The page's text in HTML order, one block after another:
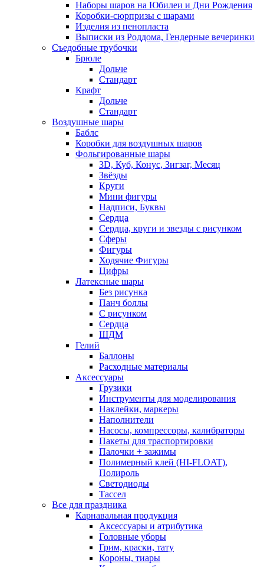
Наборы шаров на Юбилеи и Дни Рождения
Коробки-сюрпризы с шарами
Изделия из пенопласта
Выписки из Роддома, Гендерные вечеринки
Съедобные трубочки
Брюле
Дольче
Стандарт
Крафт
Дольче
Стандарт
Воздушные шары
Баблс
Коробки для воздушных шаров
Фольгированные шары
3D, Куб, Конус, Зигзаг, Месяц
Звёзды
Круги
Мини фигуры
Надписи, Буквы
Сердца
Сердца, круги и звезды с рисунком
Сферы
Фигуры
Ходячие Фигуры
Цифры
Латексные шары
Без рисунка
Панч боллы
С рисунком
Сердца
ШДМ
Гелий
Баллоны
Расходные материалы
Аксессуары
Грузики
Инструменты для моделирования
Наклейки, маркеры
Наполнители
Насосы, компрессоры, калибраторы
Пакеты для траспортировки
Палочки + зажимы
Полимерный клей (HI-FLOAT),
Полироль
Светодиоды
Тассел
Все для праздника
Карнавальная продукция
Аксессуары и атрибутика
Головные уборы
Грим, краски, тату
Короны, тиары